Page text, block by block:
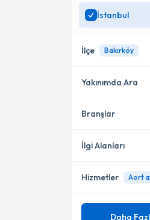
İstanbul
İlçe Bakırköy
Ataşehir
Yakınımda Ara
Konumuma yakın
Branşlar
Kalp Damar
İlgi Alanları
Abdominal
Hizmetler
Mezuniyet
Daha